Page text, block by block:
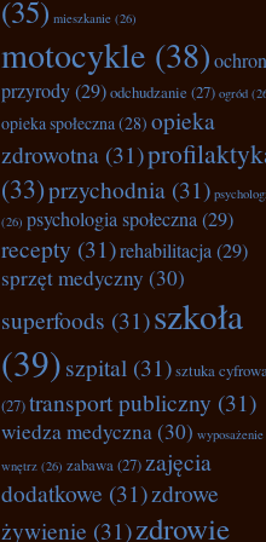
(35) mieszkanie (26)
motocykle (38)
przyrody(29)odchudzanie (27) ogród
opieka społeczna(28) opieka
zdrowotna (31)
(33)przychodnia (31)
(26) psychologia społeczna(29)
recepty (31)rehabilitacja(29)
sprzęt medyczny (30)
superfoods (31)szkoła
(39)szpital (31)sztuka
(27)transport publiczny (31)
wiedza medyczna(30) wyposażenie
wnętrz (26) zabawa(27) zajęcia
dodatkowe (31)zdrowe
żywienie (31)zdrowie